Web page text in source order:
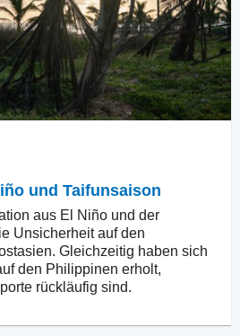
und Taifunsaison
aus El Niño und der
Unsicherheit auf den
Gleichzeitig haben sich
den Philippinen erholt,
rückläufig sind.